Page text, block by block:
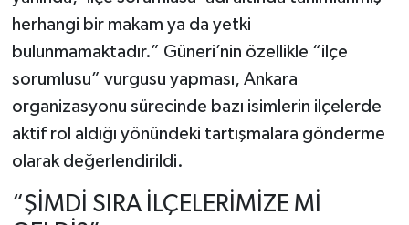
herhangi bir makam ya da yetki
bulunmamaktadır.” Güneri’nin özellikle “ilçe
sorumlusu” vurgusu yapması, Ankara
organizasyonu sürecinde bazı isimlerin ilçelerde
aktif rol aldığı yönündeki tartışmalara gönderme
olarak değerlendirildi.
“ŞİMDİ SIRA İLÇELERİMİZE Mİ